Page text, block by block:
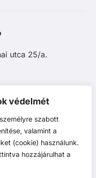
védelmét
szabott
valamint a
(cookie) használunk.
hozzájárulhat a
utca 25/a.